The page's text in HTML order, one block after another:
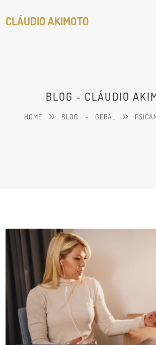
CLÁUDIO AKIMOTO
BLOG - CLÁUDIO
HOME BLOG - GERAL